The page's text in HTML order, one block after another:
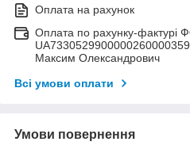
Оплата на рахунок
Оплата по рахунку-фактурі
Максим Олександрович
Всі умови оплати
Умови повернення